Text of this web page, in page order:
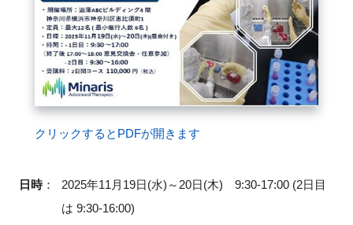
クリックするとPDFが開きます
日時：
2025年11月19日(水)～20日(木) 9:30-17:00 (2日目
は 9:30-16:00)